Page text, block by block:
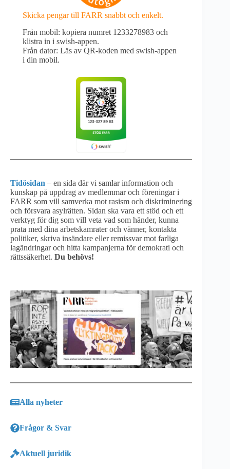
Skicka pengar till FARR snabbt och enkelt.
Från mobil: kopiera numret 1233278983 och
klistra in i swish-appen.
Från dator: Läs av QR-koden med swish-appen
i din mobil.
Tidösidan – en sida där vi samlar information och
kunskap på uppdrag av medlemmar och föreningar i
FARR som vill samverka mot rasism och diskriminering
och försvara asylrätten. Sidan ska vara ett stöd och ett
verktyg för dig som vill veta vad som händer, kunna
prata med dina arbetskamrater och vänner, kontakta
politiker, skriva insändare eller remissvar mot farliga
lagändringar och hitta kampanjerna för demokrati och
rättssäkerhet. Du behövs!
Alla nyheter
Frågor & Svar
Aktuell juridik